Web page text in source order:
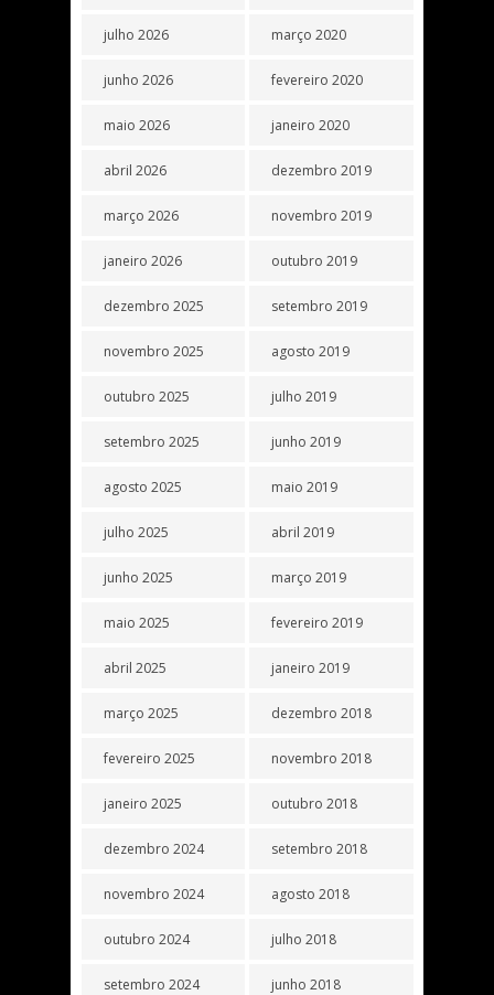
julho 2026
junho 2026
maio 2026
abril 2026
março 2026
janeiro 2026
dezembro 2025
novembro 2025
outubro 2025
setembro 2025
agosto 2025
julho 2025
junho 2025
maio 2025
abril 2025
março 2025
fevereiro 2025
janeiro 2025
dezembro 2024
novembro 2024
outubro 2024
setembro 2024
março 2020
fevereiro 2020
janeiro 2020
dezembro 2019
novembro 2019
outubro 2019
setembro 2019
agosto 2019
julho 2019
junho 2019
maio 2019
abril 2019
março 2019
fevereiro 2019
janeiro 2019
dezembro 2018
novembro 2018
outubro 2018
setembro 2018
agosto 2018
julho 2018
junho 2018